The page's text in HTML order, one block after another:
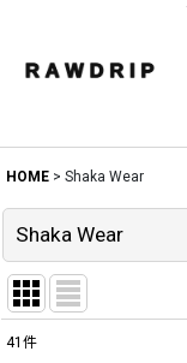
HOME > Shaka Wear
Shaka Wear
41 件